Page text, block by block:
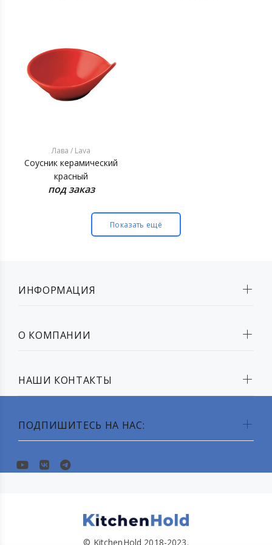
Лава / Lava
Соусник керамический
красный
под заказ
Показать ещё
ПОДПИШИТЕСЬ НА НАС:
ИНФОРМАЦИЯ
О КОМПАНИИ
НАШИ КОНТАКТЫ
© KitchenHold 2018-2023.